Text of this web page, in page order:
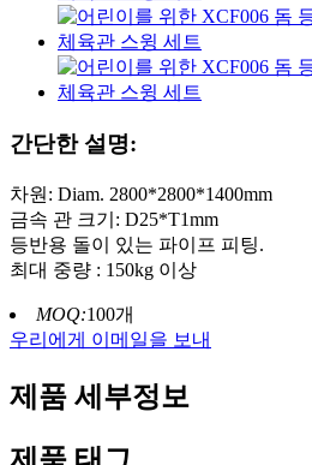
간단한 설명:
차원: Diam. 2800*2800*1400mm
금속 관 크기: D25*T1mm
등반용 돌이 있는 파이프 피팅.
최대 중량 : 150kg 이상
MOQ:100개
우리에게 이메일을 보내
제품 세부정보
제품 태그